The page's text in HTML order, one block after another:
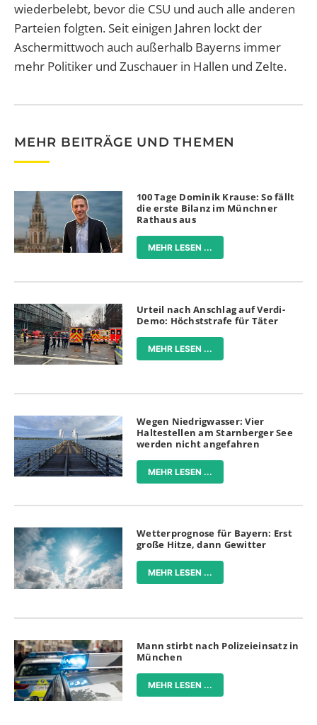
wiederbelebt, bevor die CSU und auch alle anderen
Parteien folgten. Seit einigen Jahren lockt der
Aschermittwoch auch außerhalb Bayerns immer
mehr Politiker und Zuschauer in Hallen und Zelte.
MEHR BEITRÄGE UND THEMEN
100 Tage Dominik Krause: So fällt
die erste Bilanz im Münchner
Rathaus aus
MEHR LESEN ...
Urteil nach Anschlag auf Verdi-
Demo: Höchststrafe für Täter
MEHR LESEN ...
Wegen Niedrigwasser: Vier
Haltestellen am Starnberger See
werden nicht angefahren
MEHR LESEN ...
Wetterprognose für Bayern: Erst
große Hitze, dann Gewitter
MEHR LESEN ...
Mann stirbt nach Polizeieinsatz in
München
MEHR LESEN ...